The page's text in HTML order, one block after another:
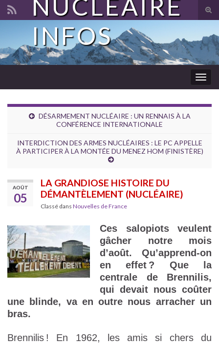
Search for:
NUCLÉAIRE
INFOS
DÉSARMEMENT NUCLÉAIRE : UN RENNAIS À LA
CONFÉRENCE INTERNATIONALE
INTERDICTION DES ARMES NUCLÉAIRES : LE PC APPELLE
À PARTICIPER À LA MONTÉE DU MENEZ HOM (FINISTÈRE)
AOÛT
05
LA GRANDIOSE HISTOIRE DU
DÉMANTÈLEMENT (NUCLÉAIRE)
Classé dans Nouvelles de France
Ces salopiots veulent
gâcher notre mois
d’août. Qu’apprend-on
en effet ? Que la
centrale de Brennilis,
qui devait nous coûter
une blinde, va en outre nous arracher un
bras.
Brennilis ! En 1962, les amis si chers du